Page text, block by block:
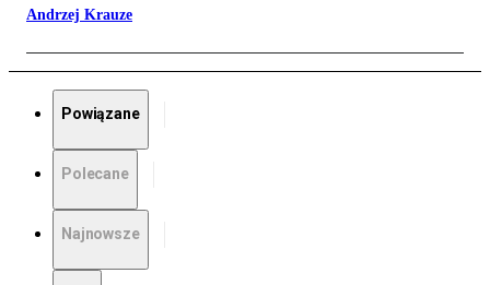
Andrzej Krauze
Powiązane
Polecane
Najnowsze